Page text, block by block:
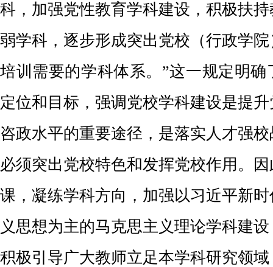
科，加强党性教育学科建设，积极扶
弱学科，逐步形成突出党校（行政学
培训需要的学科体系。”这一规定明
定位和目标，强调党校学科建设是提
咨政水平的重要途径，是落实人才强
必须突出党校特色和发挥党校作用。
课，凝练学科方向，加强以习近平新
义思想为主的马克思主义理论学科建
积极引导广大教师立足本学科研究领